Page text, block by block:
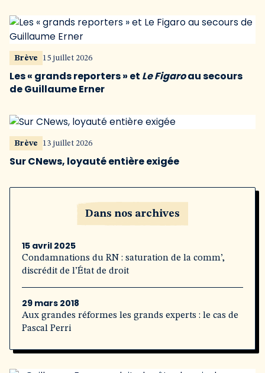
Brève 15 juillet 2026
Les « grands reporters » et Le Figaroau secours
de Guillaume Erner
Brève 13 juillet 2026
Sur CNews, loyauté entière exigée
Dans nos archives
15 avril 2025
Condamnations du RN : saturation de la comm’,
discrédit de l’État de droit
29 mars 2018
Aux grandes réformes les grands experts : le cas de
Pascal Perri